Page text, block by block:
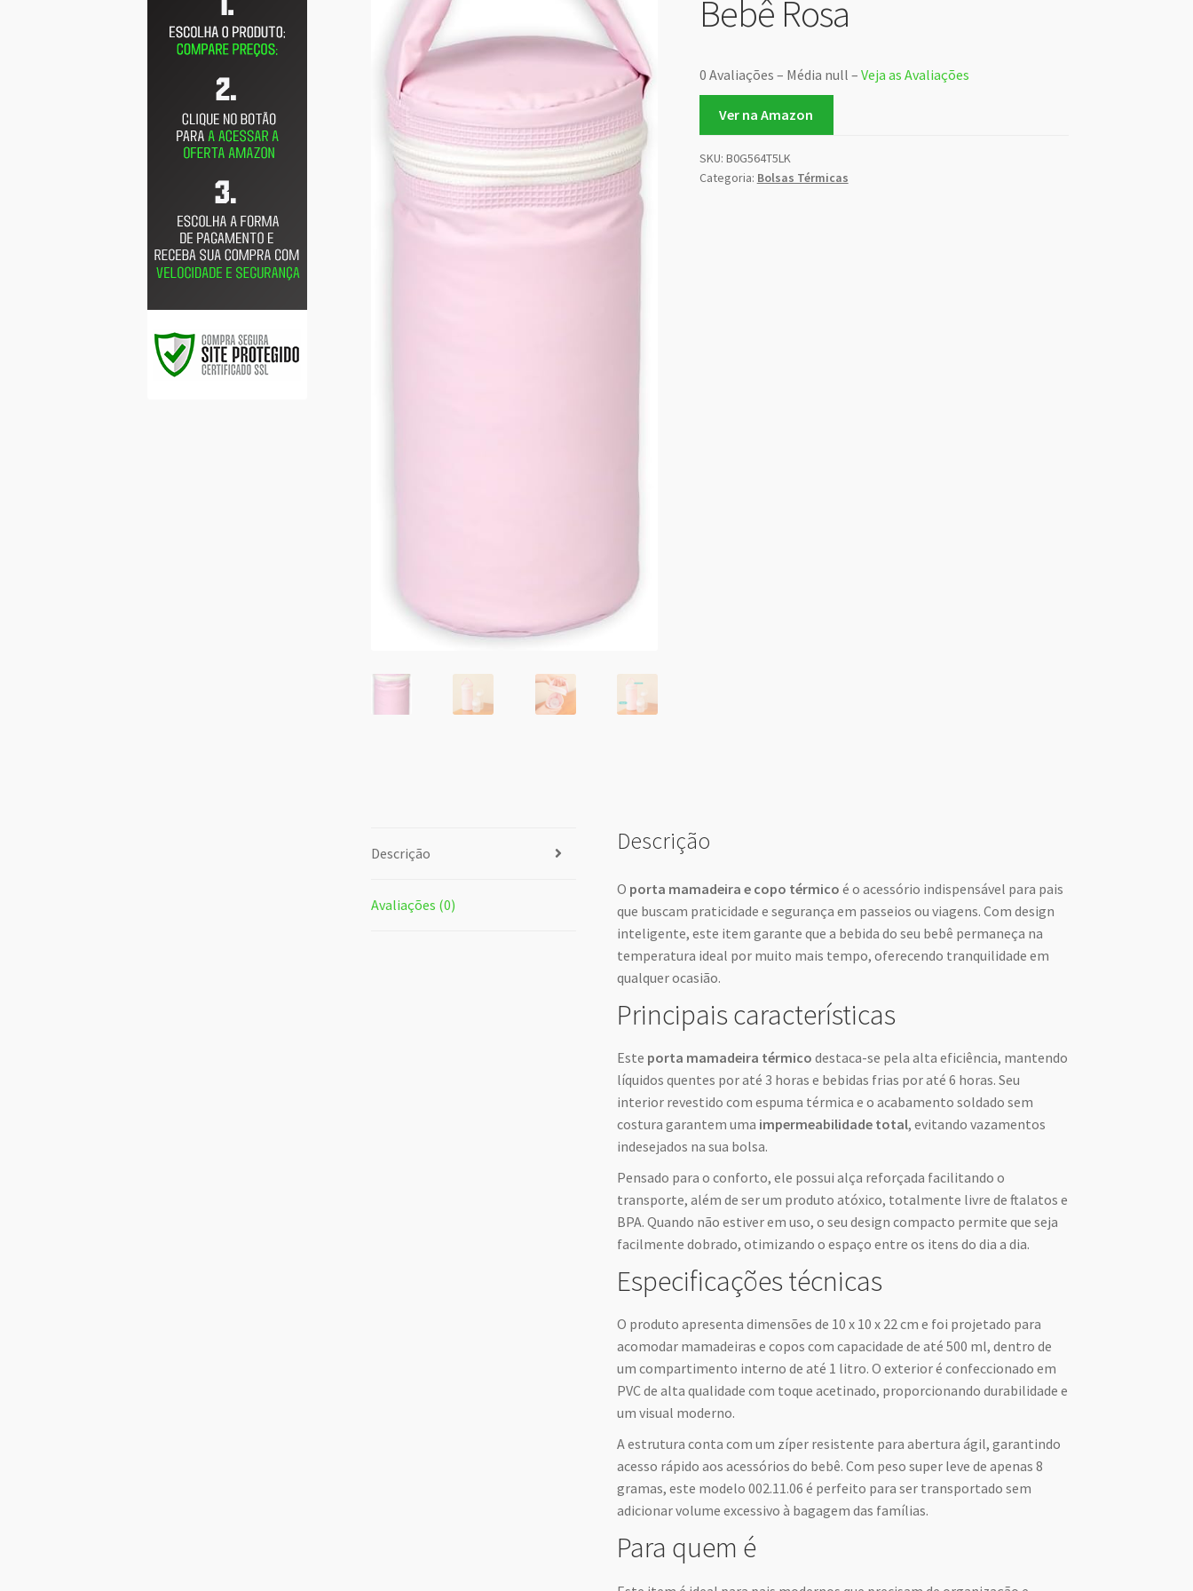
Bebê Rosa
0 Avaliações – Média null – Veja as Avaliações
Ver na Amazon
SKU: B0G564T5LK
Categoria: Bolsas Térmicas
Descrição
Avaliações (0)
Descrição
O porta mamadeira e copo térmico é o acessório indispensável para pais
que buscam praticidade e segurança em passeios ou viagens. Com design
inteligente, este item garante que a bebida do seu bebê permaneça na
temperatura ideal por muito mais tempo, oferecendo tranquilidade em
qualquer ocasião.
Principais características
Este porta mamadeira térmico destaca-se pela alta eficiência, mantendo
líquidos quentes por até 3 horas e bebidas frias por até 6 horas. Seu
interior revestido com espuma térmica e o acabamento soldado sem
costura garantem uma impermeabilidade total, evitando vazamentos
indesejados na sua bolsa.
Pensado para o conforto, ele possui alça reforçada facilitando o
transporte, além de ser um produto atóxico, totalmente livre de ftalatos e
BPA. Quando não estiver em uso, o seu design compacto permite que seja
facilmente dobrado, otimizando o espaço entre os itens do dia a dia.
Especificações técnicas
O produto apresenta dimensões de 10 x 10 x 22 cm e foi projetado para
acomodar mamadeiras e copos com capacidade de até 500 ml, dentro de
um compartimento interno de até 1 litro. O exterior é confeccionado em
PVC de alta qualidade com toque acetinado, proporcionando durabilidade e
um visual moderno.
A estrutura conta com um zíper resistente para abertura ágil, garantindo
acesso rápido aos acessórios do bebê. Com peso super leve de apenas 8
gramas, este modelo 002.11.06 é perfeito para ser transportado sem
adicionar volume excessivo à bagagem das famílias.
Para quem é